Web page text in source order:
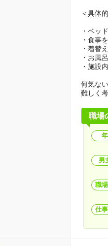
＜具体
・ベッ
・食事
・着替
・お風
・施設
何気な
難しく
職場
男
職
仕